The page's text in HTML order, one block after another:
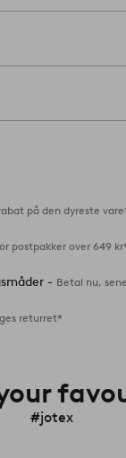
på den dyreste
postpakker over 649
- Betal nu,
returret*
#jotex